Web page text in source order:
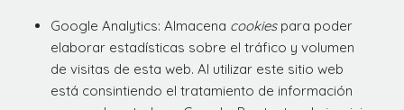
Google Analytics: Almacena cookiespara poder
elaborar estadísticas sobre el tráfico y volumen
de visitas de esta web. Al utilizar este sitio web
está consintiendo el tratamiento de información